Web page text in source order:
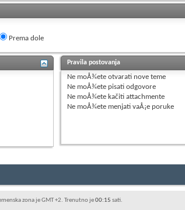
Prema dole
Pravila postovanja
Ne moÅ¾ete otvarati nove teme
Ne moÅ¾ete pisati odgovore
Ne moÅ¾ete kačiti attachmente
Ne moÅ¾ete menjati vaÅ¡e poruke
zona je GMT +2. Trenutno je00:15 sati.